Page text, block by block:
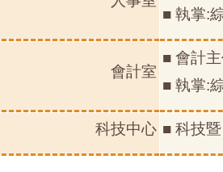
■ 執掌:
會計室
■ 會計
■ 執掌:
科技中心 ■ 科技